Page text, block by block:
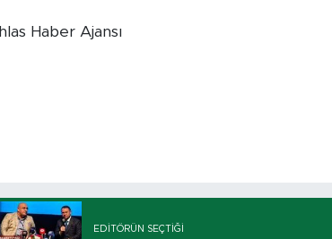
İhlas Haber Ajansı
EDITÖRÜN SEÇTIĞI